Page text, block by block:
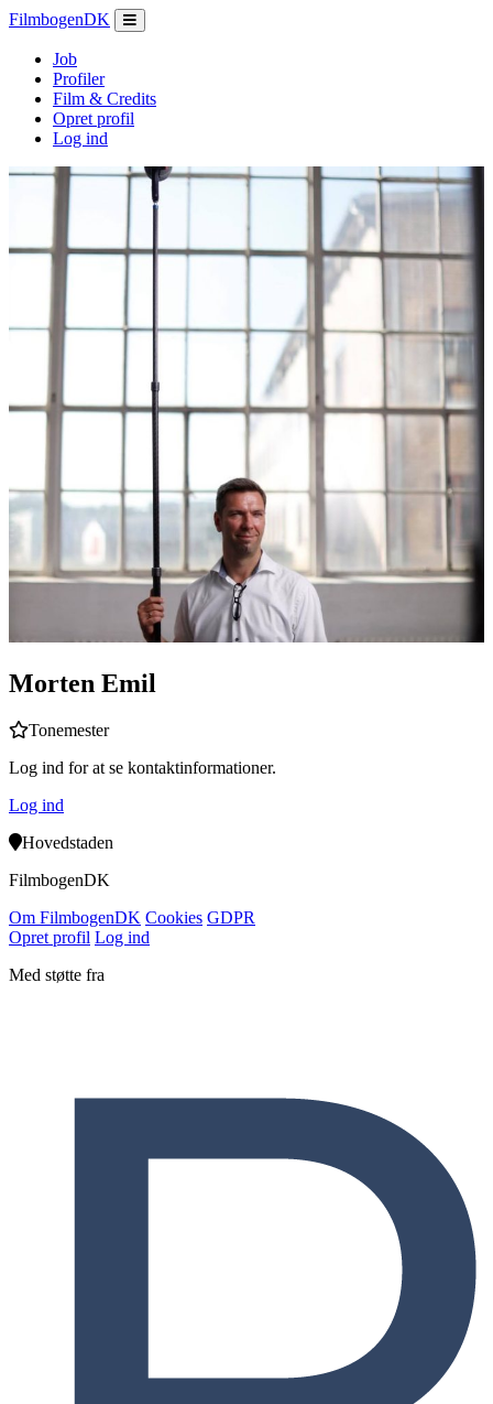
FilmbogenDK
Job
Profiler
Film & Credits
Opret profil
Log ind
Morten Emil
Tonemester
Log ind for at se kontaktinformationer.
Log ind
Hovedstaden
FilmbogenDK
Om FilmbogenDK Cookies GDPR
Opret profil Log ind
Med støtte fra